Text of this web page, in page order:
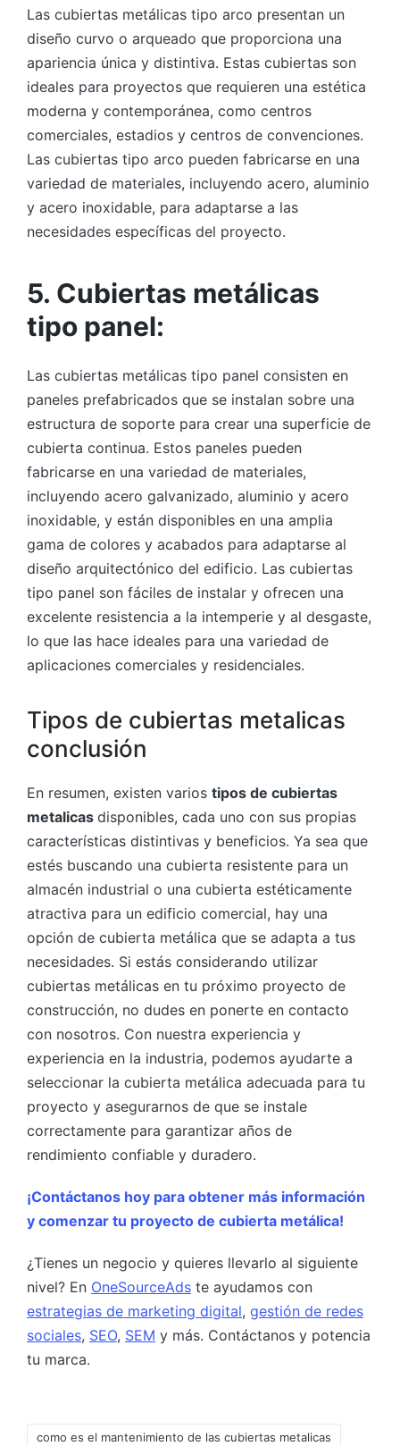
Las cubiertas metálicas tipo arco presentan un
diseño curvo o arqueado que proporciona una
apariencia única y distintiva. Estas cubiertas son
ideales para proyectos que requieren una estética
moderna y contemporánea, como centros
comerciales, estadios y centros de convenciones.
Las cubiertas tipo arco pueden fabricarse en una
variedad de materiales, incluyendo acero, aluminio
y acero inoxidable, para adaptarse a las
necesidades específicas del proyecto.
5. Cubiertas metálicas
tipo panel:
Las cubiertas metálicas tipo panel consisten en
paneles prefabricados que se instalan sobre una
estructura de soporte para crear una superficie de
cubierta continua. Estos paneles pueden
fabricarse en una variedad de materiales,
incluyendo acero galvanizado, aluminio y acero
inoxidable, y están disponibles en una amplia
gama de colores y acabados para adaptarse al
diseño arquitectónico del edificio. Las cubiertas
tipo panel son fáciles de instalar y ofrecen una
excelente resistencia a la intemperie y al desgaste,
lo que las hace ideales para una variedad de
aplicaciones comerciales y residenciales.
Tipos de cubiertas metalicas
conclusión
En resumen, existen varios tipos de cubiertas
metalicas disponibles, cada uno con sus propias
características distintivas y beneficios. Ya sea que
estés buscando una cubierta resistente para un
almacén industrial o una cubierta estéticamente
atractiva para un edificio comercial, hay una
opción de cubierta metálica que se adapta a tus
necesidades. Si estás considerando utilizar
cubiertas metálicas en tu próximo proyecto de
construcción, no dudes en ponerte en contacto
con nosotros. Con nuestra experiencia y
experiencia en la industria, podemos ayudarte a
seleccionar la cubierta metálica adecuada para tu
proyecto y asegurarnos de que se instale
correctamente para garantizar años de
rendimiento confiable y duradero.
¡Contáctanos hoy para obtener más información
y comenzar tu proyecto de cubierta metálica!
¿Tienes un negocio y quieres llevarlo al siguiente
nivel? En OneSourceAds te ayudamos con
estrategias de marketing digital, gestión de redes
sociales, SEO, SEM y más. Contáctanos y potencia
tu marca.
como es el mantenimiento de las cubiertas metalicas